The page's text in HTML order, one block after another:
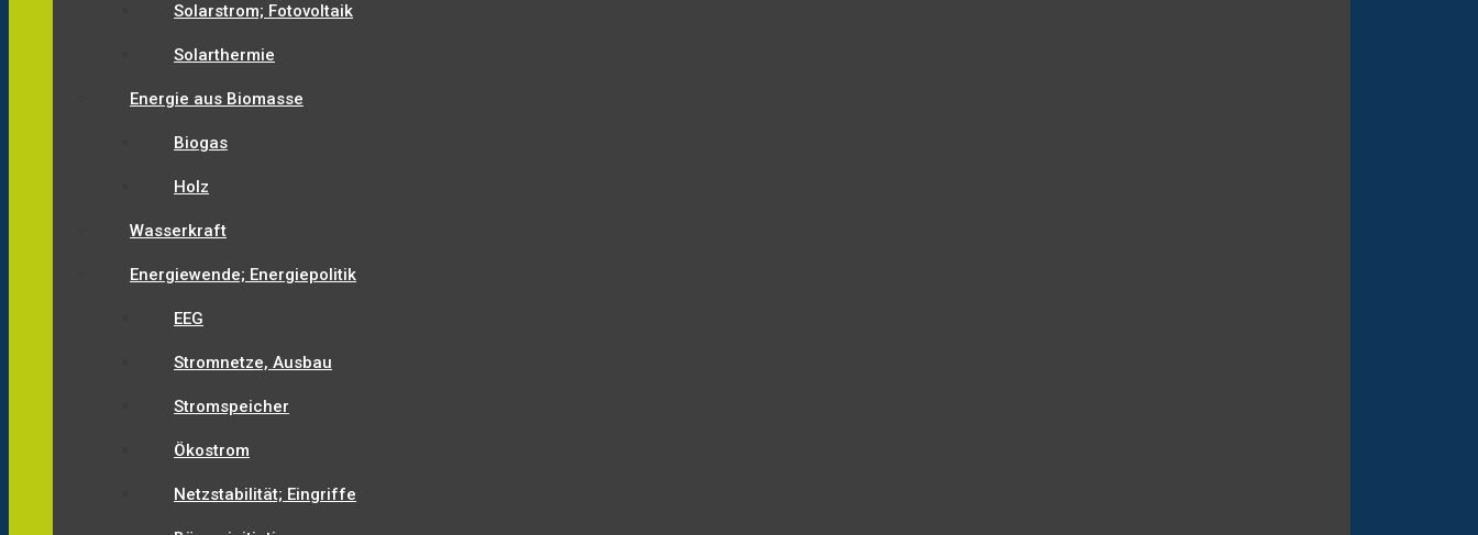
Solarstrom; Fotovoltaik
Solarthermie
Energie aus Biomasse
Biogas
Holz
Wasserkraft
Energiewende; Energiepolitik
EEG
Stromnetze, Ausbau
Stromspeicher
Ökostrom
Netzstabilität; Eingriffe